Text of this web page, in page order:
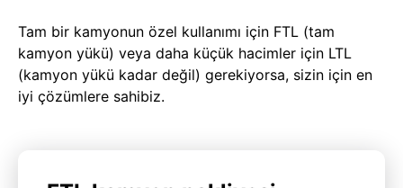
Tam bir kamyonun özel kullanımı için FTL (tam
kamyon yükü) veya daha küçük hacimler için LTL
(kamyon yükü kadar değil) gerekiyorsa, sizin için en
iyi çözümlere sahibiz.